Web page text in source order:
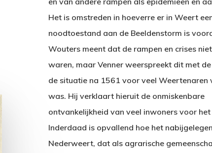
Het is omstreden in hoeverre er in Weert
noodtoestand aan de Beeldenstorm is
Wouters meent dat de rampen en crises
waren, maar Venner weerspreekt dit met
de situatie na 1561 voor veel Weertenaren
was. Hij verklaart hieruit de onmiskenbare
ontvankelijkheid van veel inwoners voor het
Inderdaad is opvallend hoe het nabijgelegen
Nederweert, dat als agrarische